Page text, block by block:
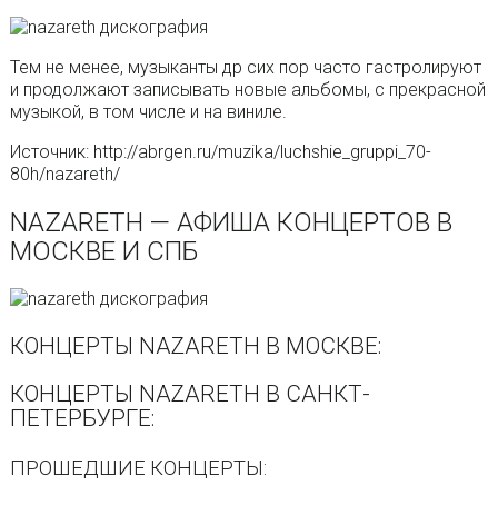
Тем не менее, музыканты др сих пор часто гастролируют
и продолжают записывать новые альбомы, с прекрасной
музыкой, в том числе и на виниле.
Источник: http://abrgen.ru/muzika/luchshie_gruppi_70-
80h/nazareth/
NAZARETH — АФИША КОНЦЕРТОВ В
МОСКВЕ И СПБ
КОНЦЕРТЫ NAZARETH В МОСКВЕ:
КОНЦЕРТЫ NAZARETH В САНКТ-
ПЕТЕРБУРГЕ:
ПРОШЕДШИЕ КОНЦЕРТЫ: